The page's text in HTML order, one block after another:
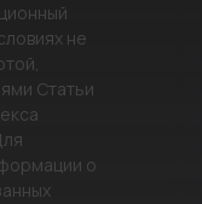
не
Статьи
о